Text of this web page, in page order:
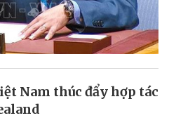
Nam thúc đẩy hợp tác